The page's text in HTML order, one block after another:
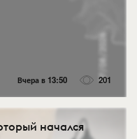
Вчера в 13:50 201
начался